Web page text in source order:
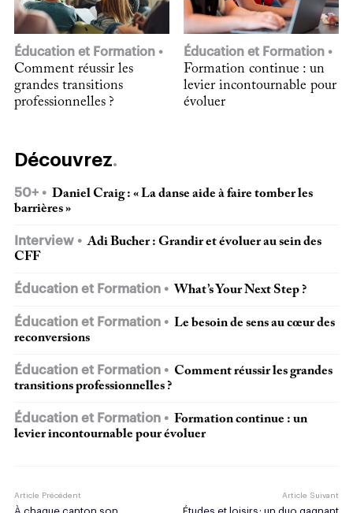
Éducation et Formation
Comment réussir les
grandes transitions
professionnelles ?
Éducation et Formation
Formation continue : un
levier incontournable pour
évoluer
Découvrez
50+
Daniel Craig : « La danse aide à faire tomber les
barrières »
Interview
Adi Bucher : Grandir et évoluer au sein des
CFF
Éducation et Formation What’s Your Next Step ?
Éducation et Formation
Le besoin de sens au cœur des
reconversions
Éducation et Formation
Comment réussir les grandes
transitions professionnelles ?
Éducation et Formation
Formation continue : un
levier incontournable pour évoluer
Article Précédent
À chaque canton son
Article Suivant
Études et loisirs : un duo gagnant